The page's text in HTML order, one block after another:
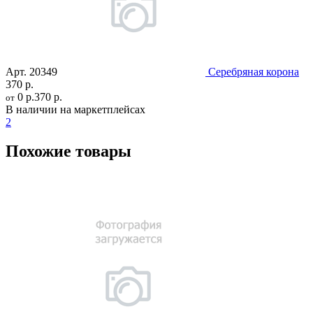
Арт. 20349
Серебряная корона
370 р.
от 0 р.370 р.
В наличии на маркетплейсах
2
Похожие товары